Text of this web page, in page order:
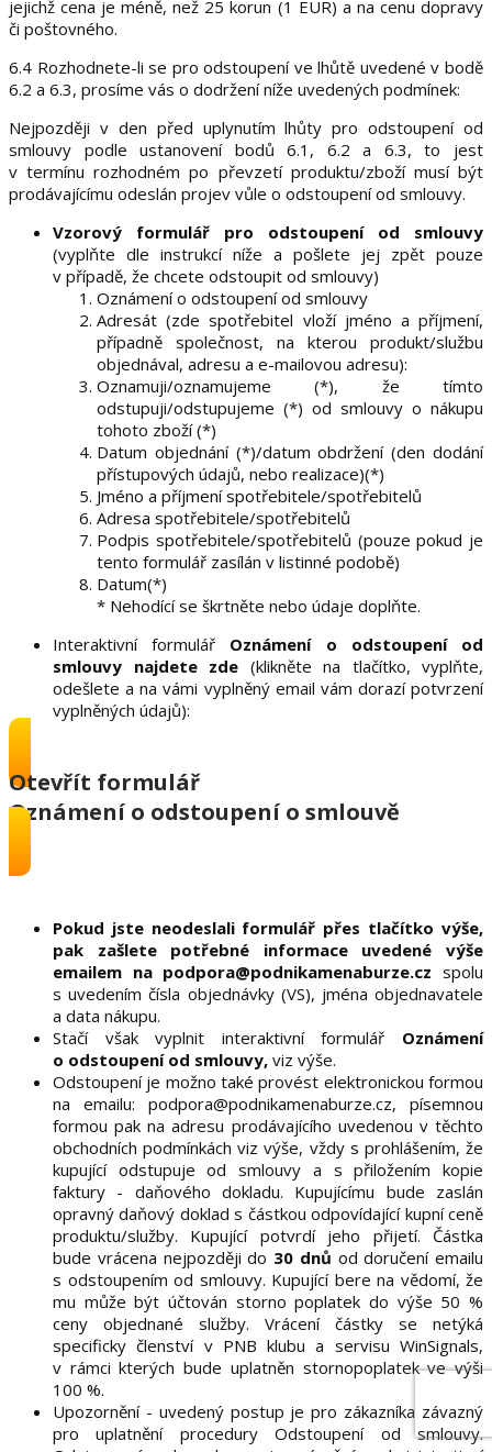
jejichž cena je méně, než 25 korun (1 EUR) a na cenu dopravy
či poštovného.
6.4 Rozhodnete-li se pro odstoupení ve lhůtě uvedené v bodě
6.2 a 6.3, prosíme vás o dodržení níže uvedených podmínek:
Nejpozději v den před uplynutím lhůty pro odstoupení od
smlouvy podle ustanovení bodů 6.1, 6.2 a 6.3, to jest
v termínu rozhodném po převzetí produktu/zboží musí být
prodávajícímu odeslán projev vůle o odstoupení od smlouvy.
Vzorový formulář pro odstoupení od smlouvy
(vyplňte dle instrukcí níže a pošlete jej zpět pouze
v případě, že chcete odstoupit od smlouvy)
Oznámení o odstoupení od smlouvy
Adresát (zde spotřebitel vloží jméno a příjmení,
případně společnost, na kterou produkt/službu
objednával, adresu a e-mailovou adresu):
Oznamuji/oznamujeme (*), že tímto
odstupuji/odstupujeme (*) od smlouvy o nákupu
tohoto zboží (*)
Datum objednání (*)/datum obdržení (den dodání
přístupových údajů, nebo realizace)(*)
Jméno a příjmení spotřebitele/spotřebitelů
Adresa spotřebitele/spotřebitelů
Podpis spotřebitele/spotřebitelů (pouze pokud je
tento formulář zasílán v listinné podobě)
Datum(*)
* Nehodící se škrtněte nebo údaje doplňte.
Interaktivní formulář Oznámení o odstoupení od
smlouvy najdete zde (klikněte na tlačítko, vyplňte,
odešlete a na vámi vyplněný email vám dorazí potvrzení
vyplněných údajů):
Otevřít formulář
Oznámení o odstoupení o smlouvě
Pokud jste neodeslali formulář přes tlačítko výše,
pak zašlete potřebné informace uvedené výše
emailem na podpora@podnikamenaburze.cz spolu
s uvedením čísla objednávky (VS), jména objednavatele
a data nákupu.
Stačí však vyplnit interaktivní formulář Oznámení
o odstoupení od smlouvy, viz výše.
Odstoupení je možno také provést elektronickou formou
na emailu: podpora@podnikamenaburze.cz, písemnou
formou pak na adresu prodávajícího uvedenou v těchto
obchodních podmínkách viz výše, vždy s prohlášením, že
kupující odstupuje od smlouvy a s přiložením kopie
faktury - daňového dokladu. Kupujícímu bude zaslán
opravný daňový doklad s částkou odpovídající kupní ceně
produktu/služby. Kupující potvrdí jeho přijetí. Částka
bude vrácena nejpozději do 30 dnů od doručení emailu
s odstoupením od smlouvy. Kupující bere na vědomí, že
mu může být účtován storno poplatek do výše 50 %
ceny objednané služby. Vrácení částky se netýká
specificky členství v PNB klubu a servisu WinSignals,
v rámci kterých bude uplatněn stornopoplatek ve výši
100 %.
Upozornění - uvedený postup je pro zákazníka závazný
pro uplatnění procedury Odstoupení od smlouvy.